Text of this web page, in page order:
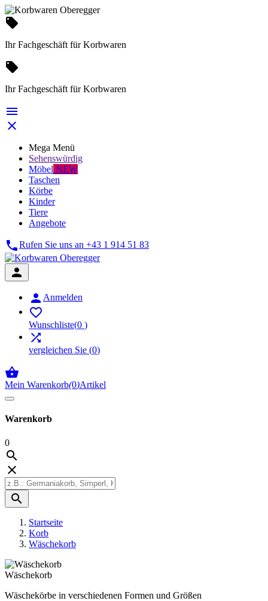
local_offer
Ihr Fachgeschäft für Korbwaren
local_offer
Ihr Fachgeschäft für Korbwaren


Mega Menü
Sehenswürdig
Möbel NEW
Taschen
Körbe
Kinder
Tiere
Angebote
Rufen Sie uns an +43 1 914 51 83

 Anmelden

Wunschliste(0 )

vergleichen Sie (0)

Mein Warenkorb(0)Artikel
Warenkorb
0



Startseite
Korb
Wäschekorb
Wäschekorb
Wäschekörbe in verschiedenen Formen und Größen